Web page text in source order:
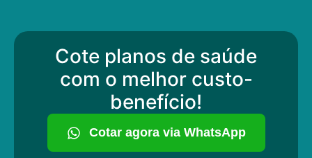
Cote planos de saúde
com o melhor custo-
benefício!
Cotar agora via WhatsApp